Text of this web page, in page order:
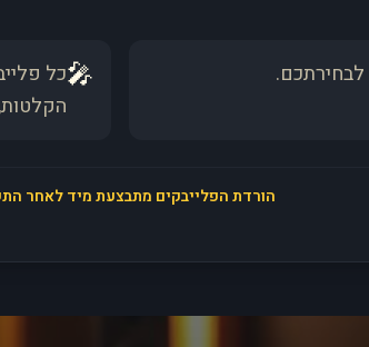
🎤כל
הורדת הפלייבקים מתבצעת מיד לאחר